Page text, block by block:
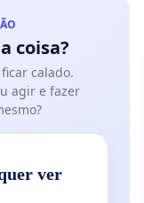
coisa?
calado.
agir e fazer
ver